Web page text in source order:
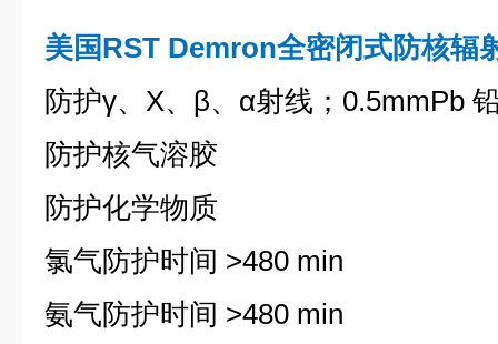
美国RST Demron全密闭式防核辐
防护γ、Χ、β、α射线；0.5mmPb
防护核气溶胶
防护化学物质
氯气防护时间 >480 min
氨气防护时间 >480 min